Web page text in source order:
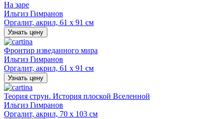
На заре
Ильгиз Гимранов
Оргалит, акрил, 61 х 91 см
Узнать цену
Фронтир изведанного мира
Ильгиз Гимранов
Оргалит, акрил, 61 х 91 см
Узнать цену
Теория струн. История плоской Вселенной
Ильгиз Гимранов
Оргалит, акрил, 70 х 103 см